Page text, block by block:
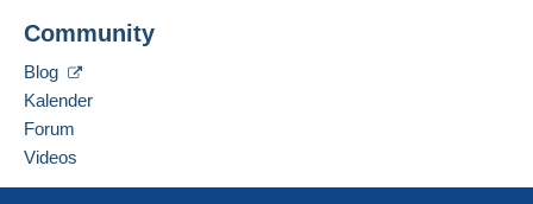
Community
Blog
Kalender
Forum
Videos